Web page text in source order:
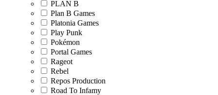
PLAN B
Plan B Games
Platonia Games
Play Punk
Pokémon
Portal Games
Rageot
Rebel
Repos Production
Road To Infamy